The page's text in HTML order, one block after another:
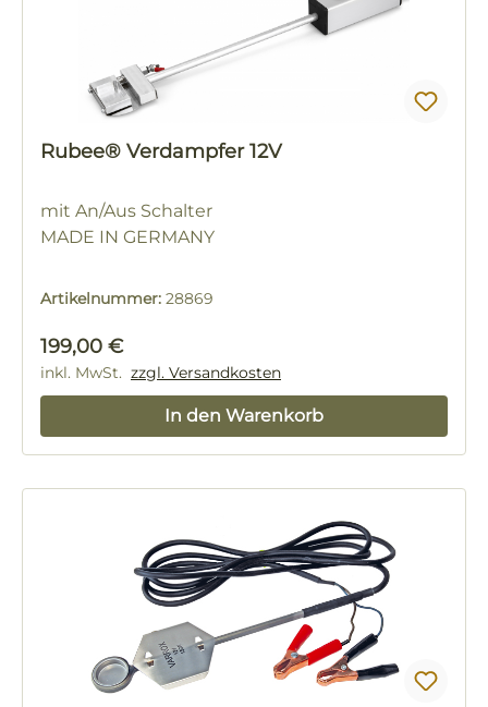
Rubee® Verdampfer 12V
mit An/Aus Schalter
MADE IN GERMANY
Artikelnummer: 28869
Regulärer Preis:
199,00 €
inkl. MwSt. zzgl. Versandkosten
In den Warenkorb